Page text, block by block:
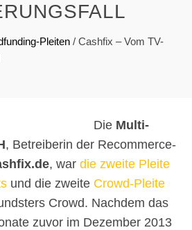
Pleiten / Cashfix – Vom TV-
Die Multi-
, Betreiberin der Recommerce-
, war die zweite Pleite
und die zweite Crowd-Pleite
Crowd. Nachdem das
zuvor im Dezember 2013